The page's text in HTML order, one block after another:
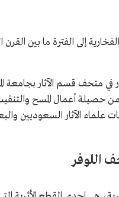
إلى الفترة ما بين
حصيلة أعمال المسح والتنقيب
علماء الآثار السعوديين
اللوفر